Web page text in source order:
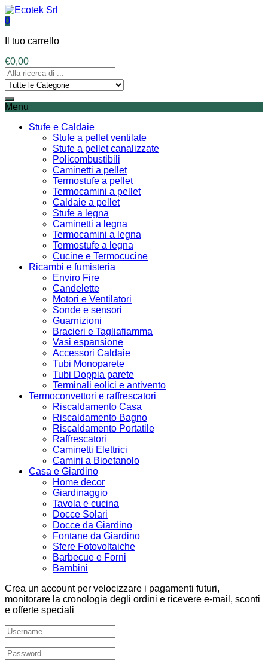
0
Il tuo carrello
€0,00
Menu
Stufe e Caldaie
Stufe a pellet ventilate
Stufe a pellet canalizzate
Policombustibili
Caminetti a pellet
Termostufe a pellet
Termocamini a pellet
Caldaie a pellet
Stufe a legna
Caminetti a legna
Termocamini a legna
Termostufe a legna
Cucine e Termocucine
Ricambi e fumisteria
Enviro Fire
Candelette
Motori e Ventilatori
Sonde e sensori
Guarnizioni
Bracieri e Tagliafiamma
Vasi espansione
Accessori Caldaie
Tubi Monoparete
Tubi Doppia parete
Terminali eolici e antivento
Termoconvettori e raffrescatori
Riscaldamento Casa
Riscaldamento Bagno
Riscaldamento Portatile
Raffrescatori
Caminetti Elettrici
Camini a Bioetanolo
Casa e Giardino
Home decor
Giardinaggio
Tavola e cucina
Docce Solari
Docce da Giardino
Fontane da Giardino
Sfere Fotovoltaiche
Barbecue e Forni
Bambini
Crea un account per velocizzare i pagamenti futuri,
monitorare la cronologia degli ordini e ricevere e-mail, sconti
e offerte speciali